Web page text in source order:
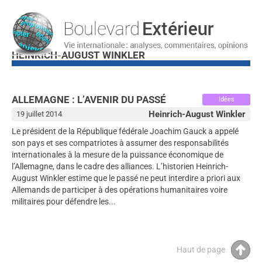
HEINRICH-AUGUST WINKLER
Idées
ALLEMAGNE : L’AVENIR DU PASSÉ
Heinrich-August Winkler
19 juillet 2014
Le président de la République fédérale Joachim Gauck a appelé
son pays et ses compatriotes à assumer des responsabilités
internationales à la mesure de la puissance économique de
l’Allemagne, dans le cadre des alliances. L’historien Heinrich-
August Winkler estime que le passé ne peut interdire a priori aux
Allemands de participer à des opérations humanitaires voire
militaires pour défendre les...
Haut de page